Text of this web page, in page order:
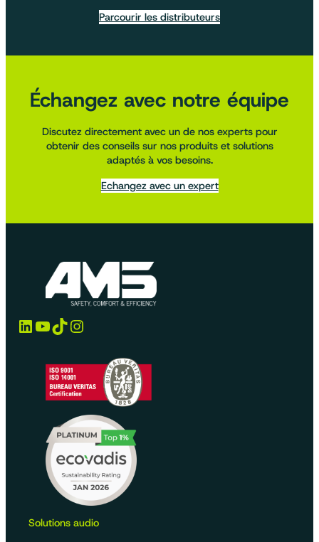
Parcourir les distributeurs
Échangez avec notre équipe
Discutez directement avec un de nos experts pour
obtenir des conseils sur nos produits et solutions
adaptés à vos besoins.
Echangez avec un expert
LinkedIn YouTube TikTok Instagram
Solutions audio